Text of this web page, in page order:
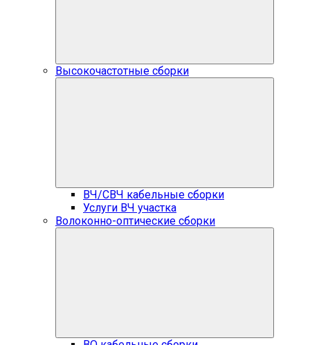
Высокочастотные сборки
ВЧ/СВЧ кабельные сборки
Услуги ВЧ участка
Волоконно-оптические сборки